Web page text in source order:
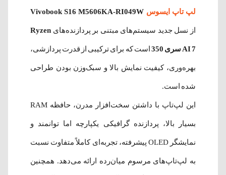
لپ تاپ ایسوس
از نسل جدید سیستم‌های مبتنی بر پردازنده‌های Ryzen
AI 7 سری 350 است که برای ترکیبی از قدرت پردازشی،
بهره‌وری، کیفیت نمایش بالا و سبک‌وزن بودن طراحی
شده است.
این لپ‌تاپ با داشتن سخت‌افزار مدرن، حافظه RAM
بسیار بالا، پردازنده گرافیکی یکپارچه اما توانمند و
نمایشگر OLED پیشرفته، تجربه‌ای کاملاً متفاوت نسبت
به لپ‌تاپ‌های مرسوم میان‌رده ارائه می‌دهد. همچنین